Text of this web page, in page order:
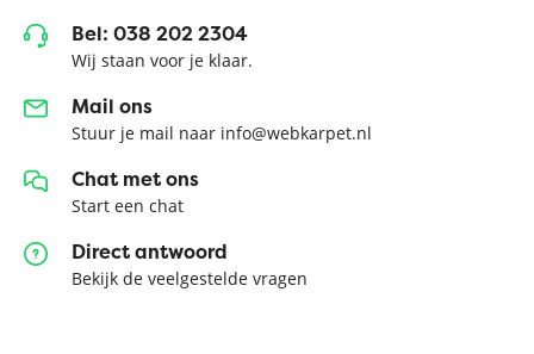
Bel: 038 202 2304
Wij staan voor je klaar.
Mail ons
Stuur je mail naar info@webkarpet.nl
Chat met ons
Start een chat
Direct antwoord
Bekijk de veelgestelde vragen